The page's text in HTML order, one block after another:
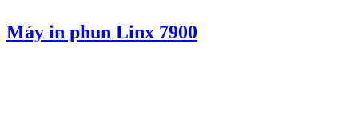
Máy in phun Linx 7900